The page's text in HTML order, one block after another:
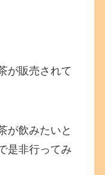
が販売されて
が飲みたいと
是非行ってみ